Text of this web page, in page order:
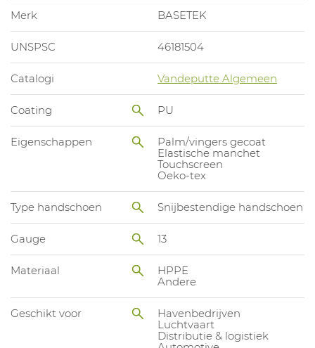
Merk BASETEK
UNSPSC 46181504
Catalogi Vandeputte Algemeen
Coating PU
Eigenschappen
Palm/vingers gecoat
Elastische manchet
Touchscreen
Oeko-tex
Type handschoen Snijbestendige handschoen
Gauge 13
Materiaal
HPPE
Andere
Geschikt voor
Havenbedrijven
Luchtvaart
Distributie & logistiek